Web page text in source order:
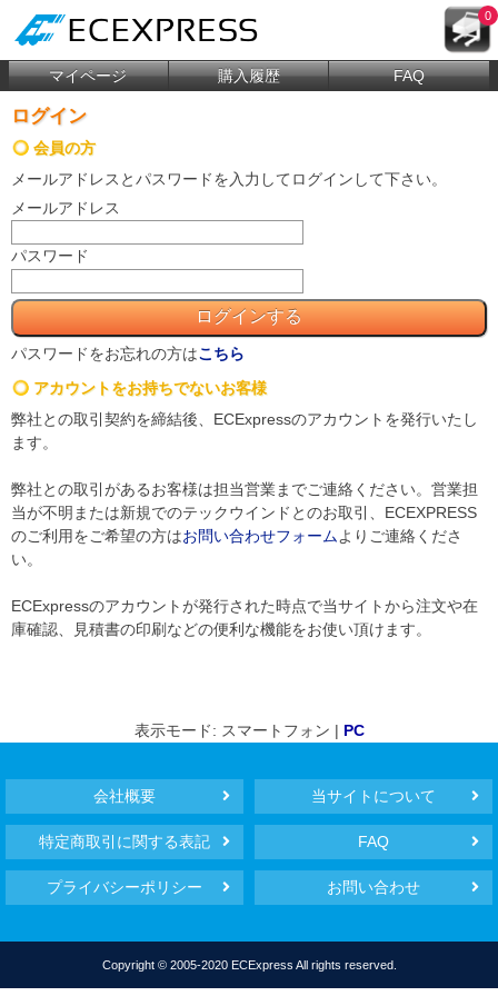
0
マイページ 購入履歴 FAQ
ログイン
会員の方
メールアドレス とパスワードを入力してログインして下さい。
メールアドレス
パスワード
パスワードをお忘れの方はこちら
アカウントをお持ちでないお客様
弊社との取引契約を締結後、ECExpressのアカウントを発行いたし
ます。
弊社との取引があるお客様は担当営業までご連絡ください。営業担
当が不明または新規でのテックウインドとのお取引、ECEXPRESS
のご利用をご希望の方はお問い合わせフォームよりご連絡くださ
い。
ECExpressのアカウントが発行された時点で当サイトから注文や在
庫確認、見積書の印刷などの便利な機能をお使い頂けます。
表示モード: スマートフォン | PC
会社概要 当サイトについて
特定商取引に関する表記 FAQ
プライバシーポリシー お問い合わせ
Copyright © 2005-2020 ECExpress All rights reserved.